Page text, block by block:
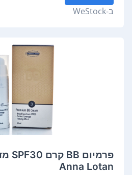
ב-WeStock
Anna Lotan